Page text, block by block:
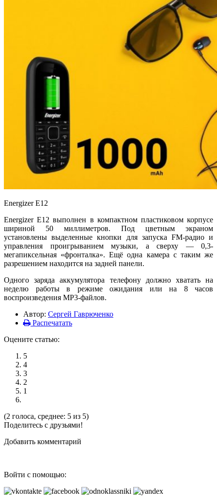
Energizer E12
Energizer E12 выполнен в компактном пластиковом корпусе
шириной 50 миллиметров. Под цветным экраном
установлены выделенные кнопки для запуска FM-радио и
управления проигрыванием музыки, а сверху — 0,3-
мегапиксельная «фронталка». Ещё одна камера с таким же
разрешением находится на задней панели.
Одного заряда аккумулятора телефону должно хватать на
неделю работы в режиме ожидания или на 8 часов
воспроизведения MP3-файлов.
Автор: Сергей Гаврюченко
Распечатать
Оцените статью:
5
4
3
2
1
(2 голоса, среднее: 5 из 5)
Поделитесь с друзьями!
Добавить комментарий
Войти с помощью: